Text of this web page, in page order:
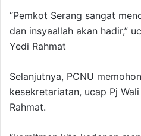
“Pemkot Serang sangat
dan insyaallah akan hadir,”
Yedi Rahmat
Selanjutnya, PCNU
kesekretariatan, ucap Pj
Rahmat.